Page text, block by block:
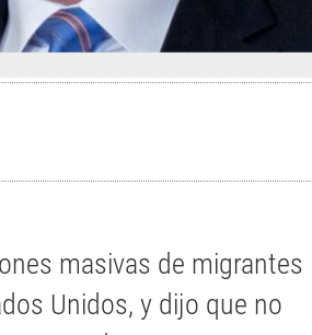
masivas de migrantes
Unidos, y dijo que no